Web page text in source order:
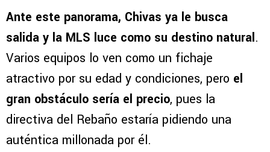
Ante este panorama, Chivas ya le busca
salida y la MLS luce como su destino natural.
Varios equipos lo ven como un fichaje
atractivo por su edad y condiciones, pero el
gran obstáculo sería el precio, pues la
directiva del Rebaño estaría pidiendo una
auténtica millonada por él.